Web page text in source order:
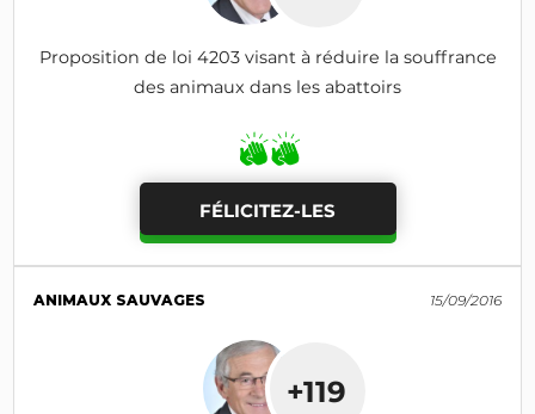
Proposition de loi 4203 visant à réduire la souffrance
des animaux dans les abattoirs
FÉLICITEZ-LES
ANIMAUX SAUVAGES 15/09/2016
+119